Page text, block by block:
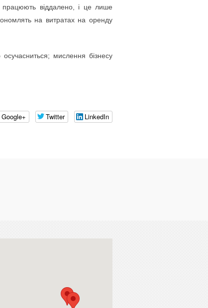
працюють віддалено, і це лише
на витратах на оренду
мислення бізнесу
Google+ Twitter LinkedIn